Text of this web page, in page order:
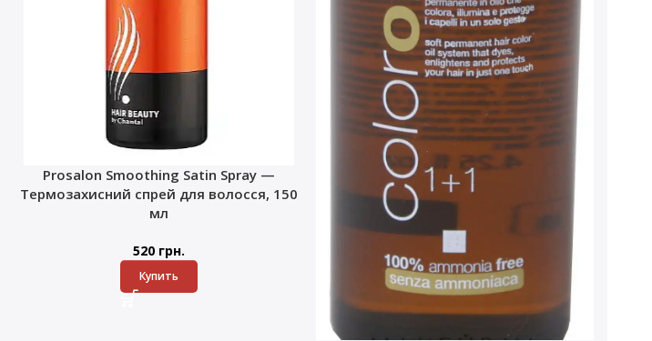
Prosalon Smoothing Satin Spray —
Термозахисний спрей для волосся, 150
мл
520 грн.
Купить